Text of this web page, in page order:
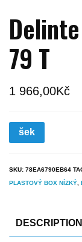
79 T
1 966,00Kč
šek
SKU: 78EA6790EB64
PLASTOVÝ BOX NÍZKÝ,
DESCRIPTION